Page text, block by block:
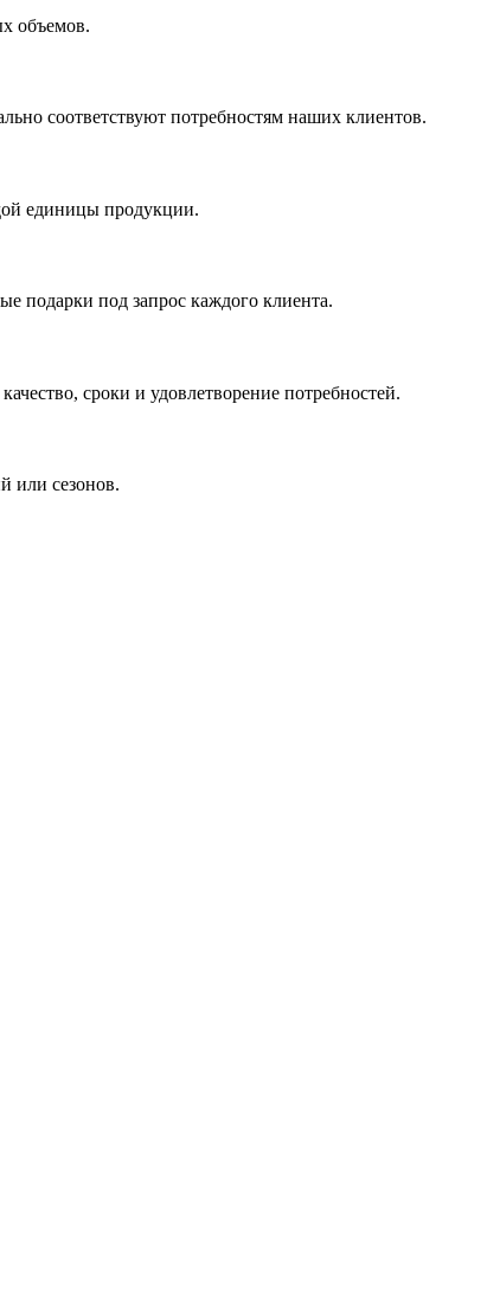
объемов.
соответствуют потребностям наших клиентов.
единицы продукции.
подарки под запрос каждого клиента.
сроки и удовлетворение потребностей.
или сезонов.